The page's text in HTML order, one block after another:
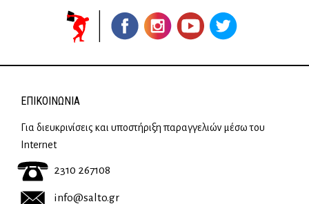
ΕΠΙΚΟΙΝΩΝΊΑ
Για διευκρινίσεις και υποστήριξη παραγγελιών μέσω του
Internet
2310 267108
info@salto.gr